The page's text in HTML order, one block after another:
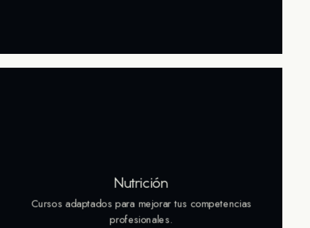
Nutrición
Cursos adaptados para mejorar tus competencias
profesionales.